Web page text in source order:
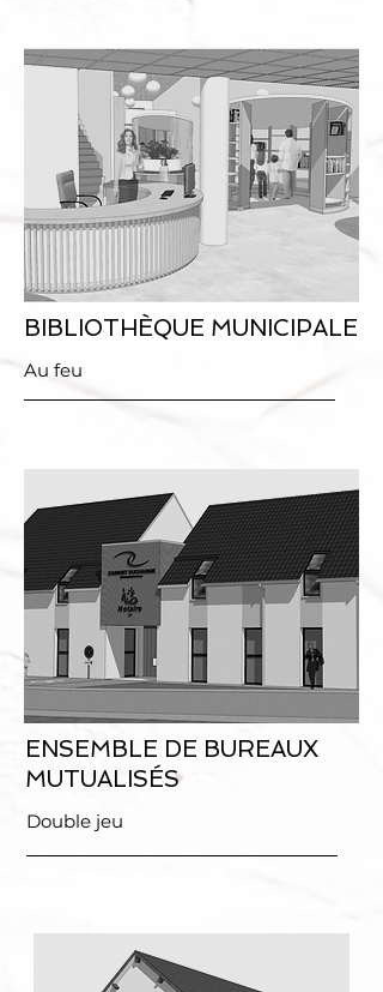
BIBLIOTHÈQUE MUNICIPALE
Au feu
ENSEMBLE DE BUREAUX
MUTUALISÉS
Double jeu